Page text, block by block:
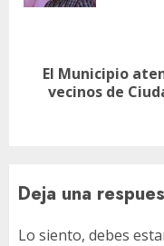
Siguiente
El Municipio
vecinos de
Deja una
Lo siento, debes